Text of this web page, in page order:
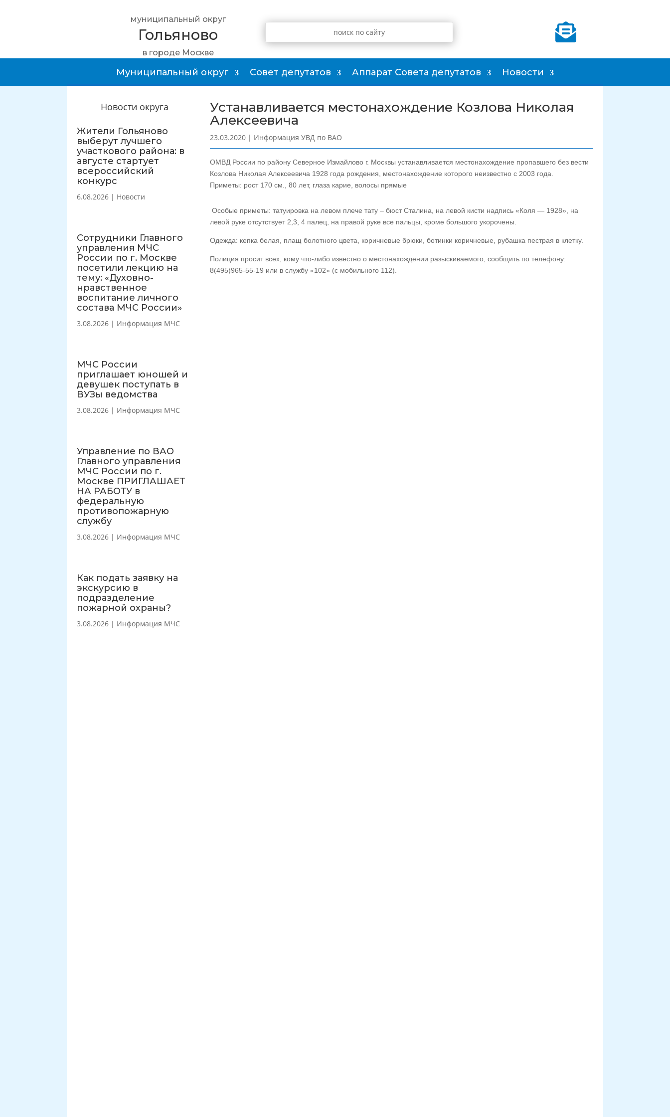
муниципальный округ
Гольяново
в городе Москве

Муниципальный округ Совет депутатов Аппарат Совета депутатов Новости
Новости округа
Жители Гольяново
выберут лучшего
участкового района: в
августе стартует
всероссийский
конкурс
6.08.2026 | Новости
Сотрудники Главного
управления МЧС
России по г. Москве
посетили лекцию на
тему: «Духовно-
нравственное
воспитание личного
состава МЧС России»
3.08.2026 | Информация МЧС
МЧС России
приглашает юношей и
девушек поступать в
ВУЗы ведомства
3.08.2026 | Информация МЧС
Управление по ВАО
Главного управления
МЧС России по г.
Москве ПРИГЛАШАЕТ
НА РАБОТУ в
федеральную
противопожарную
службу
3.08.2026 | Информация МЧС
Как подать заявку на
экскурсию в
подразделение
пожарной охраны?
3.08.2026 | Информация МЧС
Устанавливается местонахождение Козлова Николая
Алексеевича
23.03.2020| Информация УВД по ВАО
ОМВД России по району Северное Измайлово г. Москвы устанавливается местонахождение пропавшего без вести
Козлова Николая Алексеевича 1928 года рождения, местонахождение которого неизвестно с 2003 года.
Приметы: рост 170 см., 80 лет, глаза карие, волосы прямые
Особые приметы: татуировка на левом плече тату – бюст Сталина, на левой кисти надпись «Коля — 1928», на
левой руке отсутствует 2,3, 4 палец, на правой руке все пальцы, кроме большого укорочены.
Одежда: кепка белая, плащ болотного цвета, коричневые брюки, ботинки коричневые, рубашка пестрая в клетку.
Полиция просит всех, кому что-либо известно о местонахождении разыскиваемого, сообщить по телефону:
8(495)965-55-19 или в службу «102» (с мобильного 112).